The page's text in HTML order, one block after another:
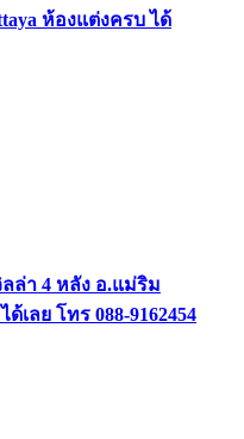
ห้องแต่งครบ ได้
ล่า 4 หลัง อ.แม่ริม
เลย โทร 088-9162454